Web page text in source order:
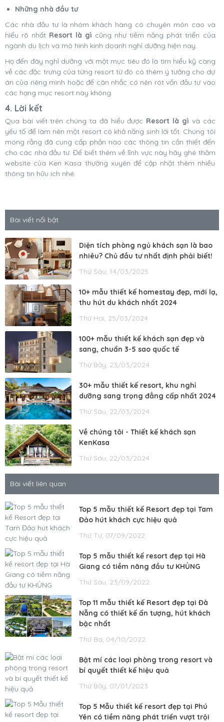
Những nhà đầu tư
Các nhà đầu tư là nhóm khách hàng có chuyên môn cao và
hiểu rõ nhất Resort là gì cũng như tiềm năng phát triển của
ngành du lịch và mô hình kinh doanh nghỉ dưỡng hiện nay.
Họ đến đây nghỉ dưỡng với một mục tiêu đó là tìm hiểu kỹ càng
về các đặc trưng của từng resort từ đó có thêm ý tưởng cho dự
án của riêng mình hoặc để cân nhắc có nên rót vốn đầu tư vào
các hạng mục resort này không.
4. Lời kết
Qua bài viết trên chúng ta đã hiểu được Resort là gì và các
yếu tố để làm nên một resort có khả năng sinh lời tốt. Chúng tôi
mong rằng đã cung cấp phần nào các thông tin cần thiết đến
cho các nhà đầu tư. Để biết thêm về lĩnh vực này hãy ghé thăm
website của Ken Kasa thường xuyên để cập nhật thêm nhiều
thông tin hữu ích nhé.
Bài viết nổi bật
Diện tích phòng ngủ khách sạn là bao
nhiêu? Chủ đầu tư nhất định phải biết!
Thứ Sáu, 14/03/2025
10+ mẫu thiết kế homestay đẹp, mới lạ,
thu hút du khách nhất 2024
Thứ Hai, 25/03/2024
100+ mẫu thiết kế khách sạn đẹp và
sang, chuẩn 3-5 sao quốc tế
Thứ Bảy, 23/03/2024
30+ mẫu thiết kế resort, khu nghỉ
dưỡng sang trọng đẳng cấp nhất 2024
Thứ Sáu, 22/03/2024
Về chúng tôi - Thiết kế khách sạn
KenKasa
Thứ Sáu, 22/03/2024
Bài viết liên quan
Top 5 mẫu thiết kế Resort đẹp tại Tam
Đảo hút khách cực hiệu quả
Thứ Tư, 07/09/2022
Top 5 mẫu thiết kế resort đẹp tại Hà
Giang có tiềm năng đầu tư KHỦNG
Thứ Sáu, 23/09/2022
Top 11 mẫu thiết kế Resort đẹp tại Đà
Nẵng có thiết kế ấn tượng, hút khách
bậc nhất
Thứ Ba, 04/10/2022
Bật mí các loại phòng trong resort và
bí quyết thiết kế hiệu quả
Thứ Bảy, 07/01/2023
Top 5 Mẫu thiết kế resort đẹp tại Phú
Yên có tiềm năng phát triển vượt trội